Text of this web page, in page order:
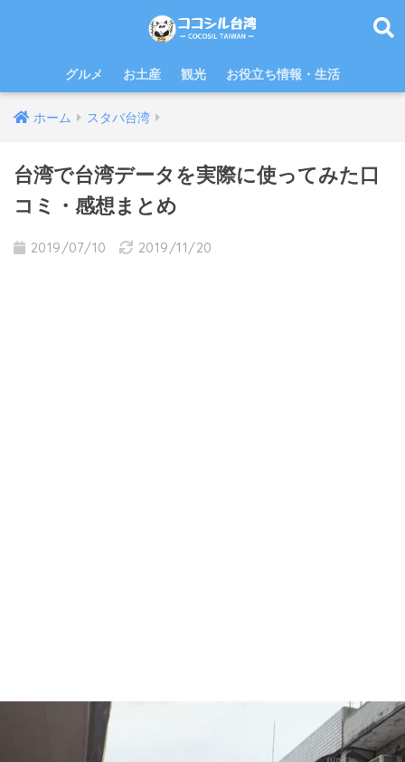
グルメ お土産 観光 お役立ち情報・生活
ホーム スタバ台湾
台湾で台湾データを実際に使ってみた口
コミ・感想まとめ
2019/07/10 2019/11/20